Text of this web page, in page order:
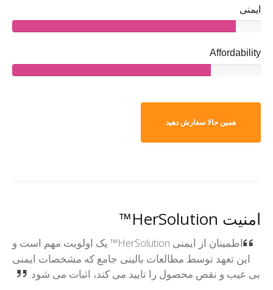
ایمنی
Affordability
همین حالا سفارش دهید
امنیت HerSolution™
اطمینان از ایمنی HerSolution™ یک اولویت مهم است و
این تعهد توسط مطالعات بالینی جامع که مشخصات ایمنی
بی عیب و نقص محصول را تایید می کند، اثبات می شود.